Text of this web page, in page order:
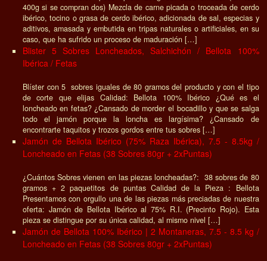
400g si se compran dos) Mezcla de carne picada o troceada de cerdo
ibérico, tocino o grasa de cerdo ibérico, adicionada de sal, especias y
aditivos, amasada y embutida en tripas naturales o artificiales, en su
caso, que ha sufrido un proceso de maduración […]
Blister 5 Sobres Loncheados, Salchichón / Bellota 100%
Ibérica / Fetas
Blíster con 5 sobres iguales de 80 gramos del producto y con el tipo
de corte que elijas Calidad: Bellota 100% Ibérico ¿Qué es el
loncheado en fetas? ¿Cansado de morder el bocadillo y que se salga
todo el jamón porque la loncha es largísima? ¿Cansado de
encontrarte taquitos y trozos gordos entre tus sobres […]
Jamón de Bellota Ibérico (75% Raza Ibérica), 7.5 - 8.5kg /
Loncheado en Fetas (38 Sobres 80gr + 2xPuntas)
¿Cuántos Sobres vienen en las piezas loncheadas?: 38 sobres de 80
gramos + 2 paquetitos de puntas Calidad de la Pieza : Bellota
Presentamos con orgullo una de las piezas más preciadas de nuestra
oferta: Jamón de Bellota Ibérico al 75% R.I. (Precinto Rojo). Esta
pieza se distingue por su única calidad, al mismo nivel […]
Jamón de Bellota 100% Ibérico | 2 Montaneras, 7.5 - 8.5 kg /
Loncheado en Fetas (38 Sobres 80gr + 2xPuntas)